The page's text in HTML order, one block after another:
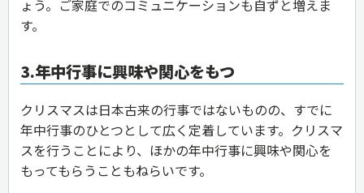
ょう。ご家庭でのコミュニケーションも自ずと増えま
す。
3.年中行事に興味や関心をもつ
クリスマスは日本古来の行事ではないものの、すでに
年中行事のひとつとして広く定着しています。クリスマ
スを行うことにより、ほかの年中行事に興味や関心を
もってもらうこともねらいです。